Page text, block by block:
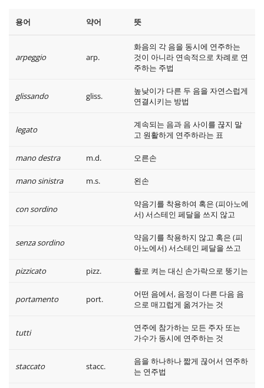
용어 약어 뜻
arpeggio arp.
화음의 각 음을 동시에 연주하는
것이 아니라 연속적으로 차례로 연
주하는 주법
glissando gliss.
높낮이가 다른 두 음을 자연스럽게
연결시키는 방법
legato
계속되는 음과 음 사이를 끊지 말
고 원활하게 연주하라는 표
mano destra m.d. 오른손
mano sinistra m.s. 왼손
con sordino
약음기를 착용하여 혹은 (피아노에
서) 서스테인 페달을 쓰지 않고
senza sordino
약음기를 착용하지 않고 혹은 (피
아노에서) 서스테인 페달을 쓰고
pizzicato pizz. 활로 켜는 대신 손가락으로 뚱기는
portamento port.
어떤 음에서, 음정이 다른 다음 음
으로 매끄럽게 옮겨가는 것
tutti
연주에 참가하는 모든 주자 또는
가수가 동시에 연주하는 것
staccato stacc.
음을 하나하나 짧게 끊어서 연주하
는 연주법